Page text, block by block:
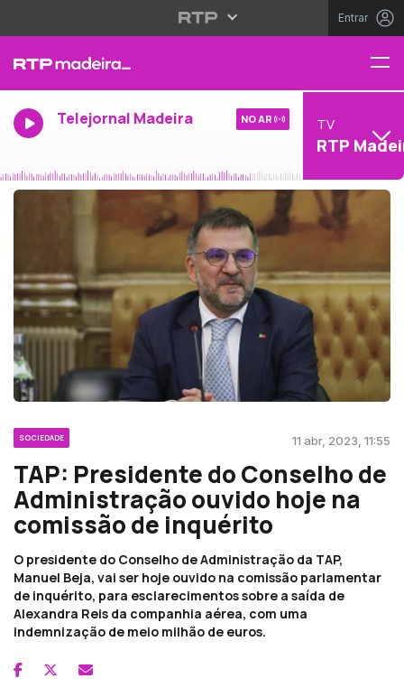
Entrar
Telejornal Madeira NO AR TV
RTP
SOCIEDADE 11 abr, 2023, 11:55
TAP: Presidente do Conselho de
Administração ouvido hoje na
comissão de inquérito
O presidente do Conselho de Administração da TAP,
Manuel Beja, vai ser hoje ouvido na comissão parlamentar
de inquérito, para esclarecimentos sobre a saída de
Alexandra Reis da companhia aérea, com uma
indemnização de meio milhão de euros.